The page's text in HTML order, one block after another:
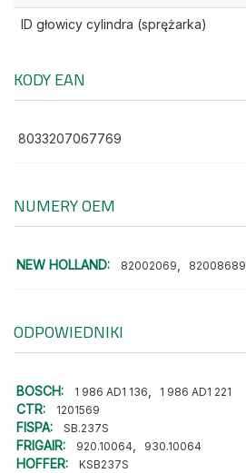
ID głowicy cylindra (sprężarka)
KODY EAN
8033207067769
NUMERY OEM
NEW HOLLAND: 82002069 82008689
ODPOWIEDNIKI
BOSCH: 1 986 AD1 136 1 986 AD1 221
CTR: 1201569
FISPA: SB.237S
FRIGAIR: 920.10064 930.10064
HOFFER: KSB237S